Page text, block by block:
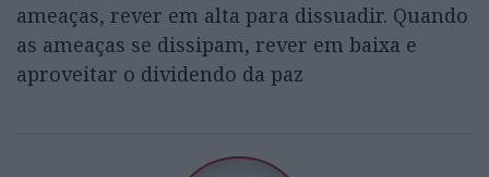
ameaças, rever em alta para dissuadir. Quando
as ameaças se dissipam, rever em baixa e
aproveitar o dividendo da paz